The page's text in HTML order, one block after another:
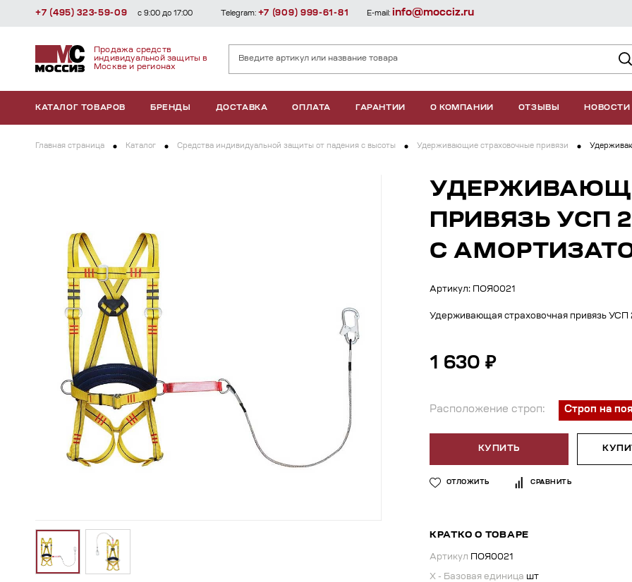
Продажа средств
индивидуальной защиты в
Москве и регионах
КАТАЛОГ ТОВАРОВ БРЕНДЫ ДОСТАВКА ОПЛАТА ГАРАНТИИ О КОМПАНИИ ОТЗЫВЫ НОВОСТИ
+7 (495) 323-59-09 с 9:00 до 17:00 Telegram: +7 (909) 999-61-81 E-mail: info@mocciz.ru
Главная страница Каталог Средства индивидуальной защиты от падения с высоты Удерживающие страховочные привязи
ПРИВЯЗЬ УСП
С
Артикул: ПОЯ0021
Удерживающая страховочная привязь
1 630 ₽
Расположение строп: Строп на
КУПИТЬ
ОТЛОЖИТЬ СРАВНИТЬ
КРАТКО О ТОВАРЕ
Артикул ПОЯ0021
X - Базовая единица шт